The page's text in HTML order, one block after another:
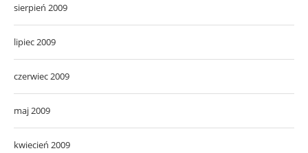
sierpień 2009
lipiec 2009
czerwiec 2009
maj 2009
kwiecień 2009